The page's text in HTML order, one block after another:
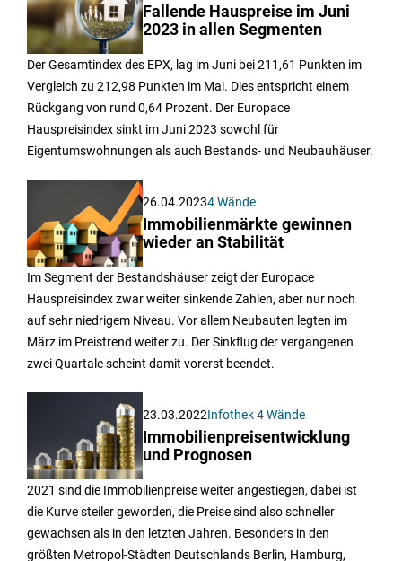
Fallende Hauspreise im Juni
2023 in allen Segmenten
Der Gesamtindex des EPX, lag im Juni bei 211,61 Punkten im
Vergleich zu 212,98 Punkten im Mai. Dies entspricht einem
Rückgang von rund 0,64 Prozent. Der Europace
Hauspreisindex sinkt im Juni 2023 sowohl für
Eigentumswohnungen als auch Bestands- und Neubauhäuser.
26.04.20234 Wände
Immobilienmärkte gewinnen
wieder an Stabilität
Im Segment der Bestandshäuser zeigt der Europace
Hauspreisindex zwar weiter sinkende Zahlen, aber nur noch
auf sehr niedrigem Niveau. Vor allem Neubauten legten im
März im Preistrend weiter zu. Der Sinkflug der vergangenen
zwei Quartale scheint damit vorerst beendet.
23.03.2022Infothek 4 Wände
Immobilienpreisentwicklung
und Prognosen
2021 sind die Immobilienpreise weiter angestiegen, dabei ist
die Kurve steiler geworden, die Preise sind also schneller
gewachsen als in den letzten Jahren. Besonders in den
größten Metropol-Städten Deutschlands Berlin, Hamburg,